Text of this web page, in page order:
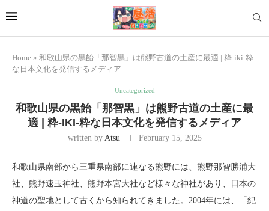
Home » 和歌山県の黒飴「那智黒」は熊野古道の土産に最適 | 粋-iki-粋
な日本文化を発信するメディア
Uncategorized
和歌山県の黒飴「那智黒」は熊野古道の土産に最
適 | 粋-IKI-粋な日本文化を発信するメディア
written by Atsu February 15, 2025
和歌山県南部から三重県南部に連なる熊野には、熊野那智勝浦大
社、熊野速玉神社、熊野本宮大社など様々な神社があり、日本の
神道の聖地として古くから知られてきました。2004年には、「紀